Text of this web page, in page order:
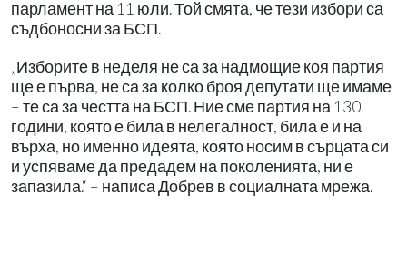
парламент на 11 юли. Той смята, че тези избори са
съдбоносни за БСП.
„Изборите в неделя не са за надмощие коя партия
ще е първа, не са за колко броя депутати ще имаме
– те са за честта на БСП. Ние сме партия на 130
години, която е била в нелегалност, била е и на
върха, но именно идеята, която носим в сърцата си
и успяваме да предадем на поколенията, ни е
запазила.“ – написа Добрев в социалната мрежа.